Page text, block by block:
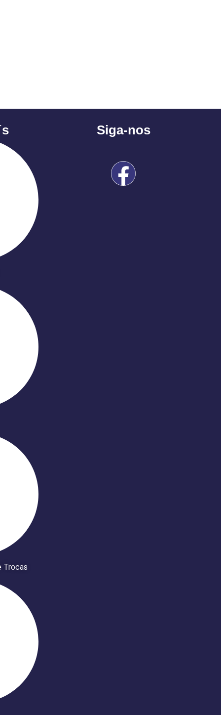
Trocas
Siga-nos